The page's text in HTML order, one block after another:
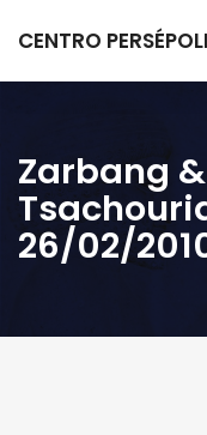
CENTRO
Zarbang
26/02/